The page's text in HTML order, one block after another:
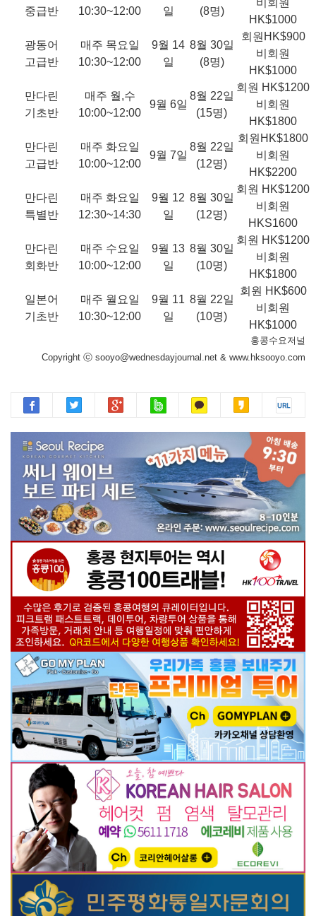
중급반
10:30~12:00
일
(8명)
HK$1000
광동어
고급반
매주 목요일
10:30~12:00
9월 14
일
8월 30일
(8명)
회원HK$900
비회원
HK$1000
만다린
기초반
매주 월,수
10:00~12:00
9월 6일
8월 22일
(15명)
회원 HK$1200
비회원
HK$1800
만다린
고급반
매주 화요일
10:00~12:00
9월 7일
8월 22일
(12명)
회원HK$1800
비회원
HK$2200
만다린
특별반
매주 화요일
12:30~14:30
9월 12
일
8월 30일
(12명)
회원 HK$1200
비회원
HKS1600
만다린
회화반
매주 수요일
10:00~12:00
9월 13
일
8월 30일
(10명)
회원 HK$1200
비회원
HK$1800
일본어
기초반
매주 월요일
10:30~12:00
9월 11
일
8월 22일
(10명)
회원 HK$600
비회원
HK$1000
홍콩수요저널
Copyright ⓒ sooyo@wednesdayjournal.net & www.hksooyo.com